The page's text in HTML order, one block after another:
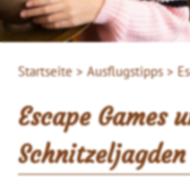
Startseite > Ausflugstipps >
Escape Games